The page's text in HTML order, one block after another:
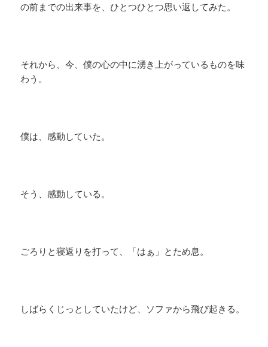
の前までの出来事を、ひとつひとつ思い返してみた。
それから、今、僕の心の中に湧き上がっているものを味
わう。
​僕は、感動していた。
そう、感動している。
ごろりと寝返りを打って、「はぁ」とため息。
しばらくじっとしていたけど、ソファから飛び起きる。